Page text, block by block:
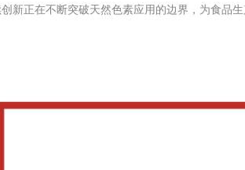
新正在不断突破天然色素应用的边界，为食品